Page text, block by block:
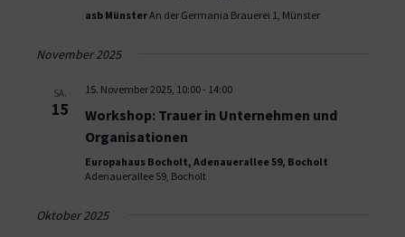
asb MünsterAn der Germania Brauerei 1, Münster
November 2025
SA.
15
15. November 2025, 10:00- 14:00
Workshop: Trauer in Unternehmen und
Organisationen
Europahaus Bocholt, Adenauerallee 59, Bocholt
Adenauerallee 59, Bocholt
Oktober 2025